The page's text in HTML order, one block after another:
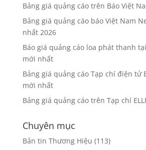
Bảng giá quảng cáo trên Báo Việt
Bảng giá quảng cáo báo Việt Nam
nhất 2026
Báo giá quảng cáo loa phát thanh
mới nhất
Bảng giá quảng cáo Tạp chí điện tử
mới nhất
Bảng giá quảng cáo trên Tạp chí
Chuyên mục
Bản tin Thương Hiệu (113)